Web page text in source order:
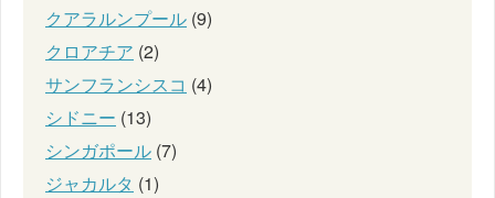
クアラルンプール (9)
クロアチア (2)
サンフランシスコ (4)
シドニー (13)
シンガポール (7)
ジャカルタ (1)